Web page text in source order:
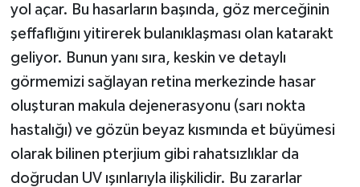
yol açar. Bu hasarların başında, göz merceğinin
şeffaflığını yitirerek bulanıklaşması olan katarakt
geliyor. Bunun yanı sıra, keskin ve detaylı
görmemizi sağlayan retina merkezinde hasar
oluşturan makula dejenerasyonu (sarı nokta
hastalığı) ve gözün beyaz kısmında et büyümesi
olarak bilinen pterjium gibi rahatsızlıklar da
doğrudan UV ışınlarıyla ilişkilidir. Bu zararlar